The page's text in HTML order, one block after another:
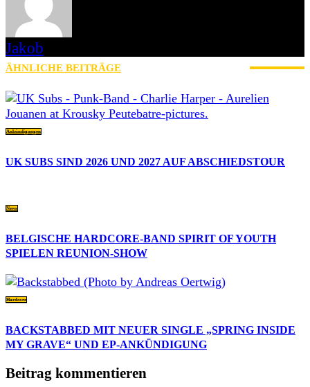
Jakob
ÄHNLICHE BEITRÄGE
Ankündigungen
UK SUBS SIND 2026 UND 2027 AUF ABSCHIEDSTOUR
News
BELGISCHE HARDCORE-BAND SPIRIT OF YOUTH
SPIELEN REUNION-SHOW
Hardcore
BACKSTABBED MIT NEUER SINGLE „SPRING INSIDE
MY GRAVE“ UND EP-ANKÜNDIGUNG
Beitrag kommentieren